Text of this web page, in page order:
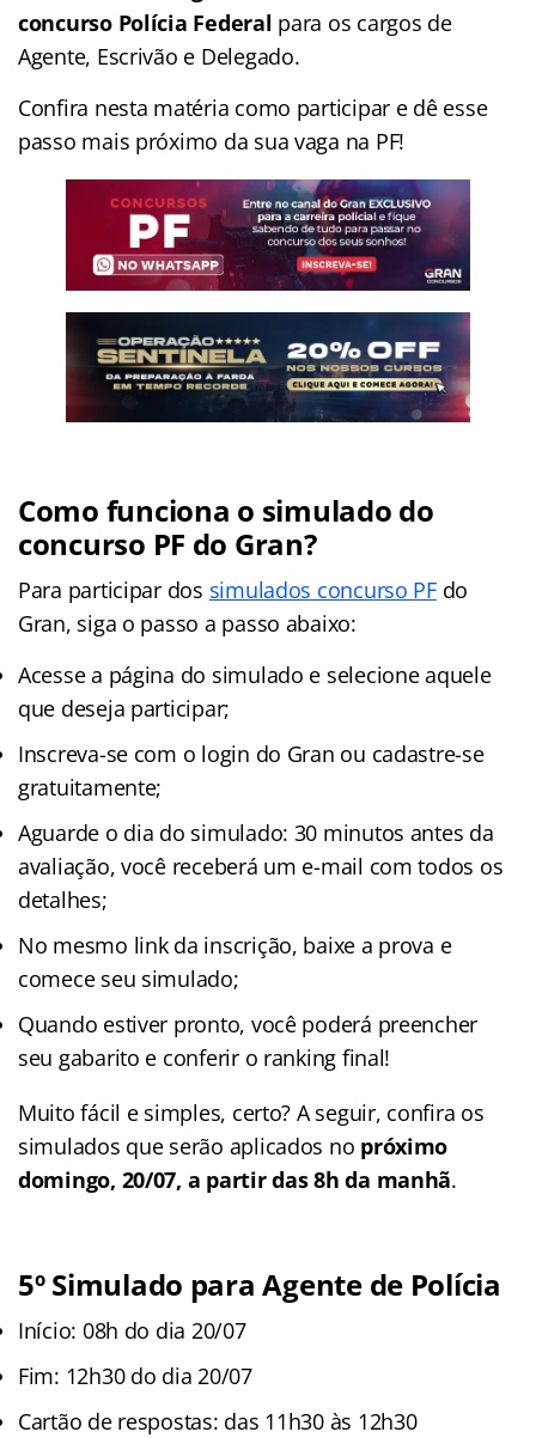
concurso Polícia Federal para os cargos de
Agente, Escrivão e Delegado.
Confira nesta matéria como participar e dê esse
passo mais próximo da sua vaga na PF!
Como funciona o simulado do
concurso PF do Gran?
Para participar dos simulados concurso PFdo
Gran, siga o passo a passo abaixo:
Acesse a página do simulado e selecione aquele
que deseja participar;
Inscreva-se com o login do Gran ou cadastre-se
gratuitamente;
Aguarde o dia do simulado: 30 minutos antes da
avaliação, você receberá um e-mail com todos os
detalhes;
No mesmo link da inscrição, baixe a prova e
comece seu simulado;
Quando estiver pronto, você poderá preencher
seu gabarito e conferir o ranking final!
Muito fácil e simples, certo? A seguir, confira os
simulados que serão aplicados no próximo
domingo, 20/07, a partir das 8h da manhã.
5ºSimulado para Agente de Polícia
Início: 08h do dia 20/07
Fim: 12h30 do dia 20/07
Cartão de respostas: das 11h30 às 12h30